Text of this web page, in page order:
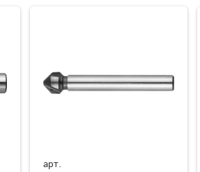
арт.